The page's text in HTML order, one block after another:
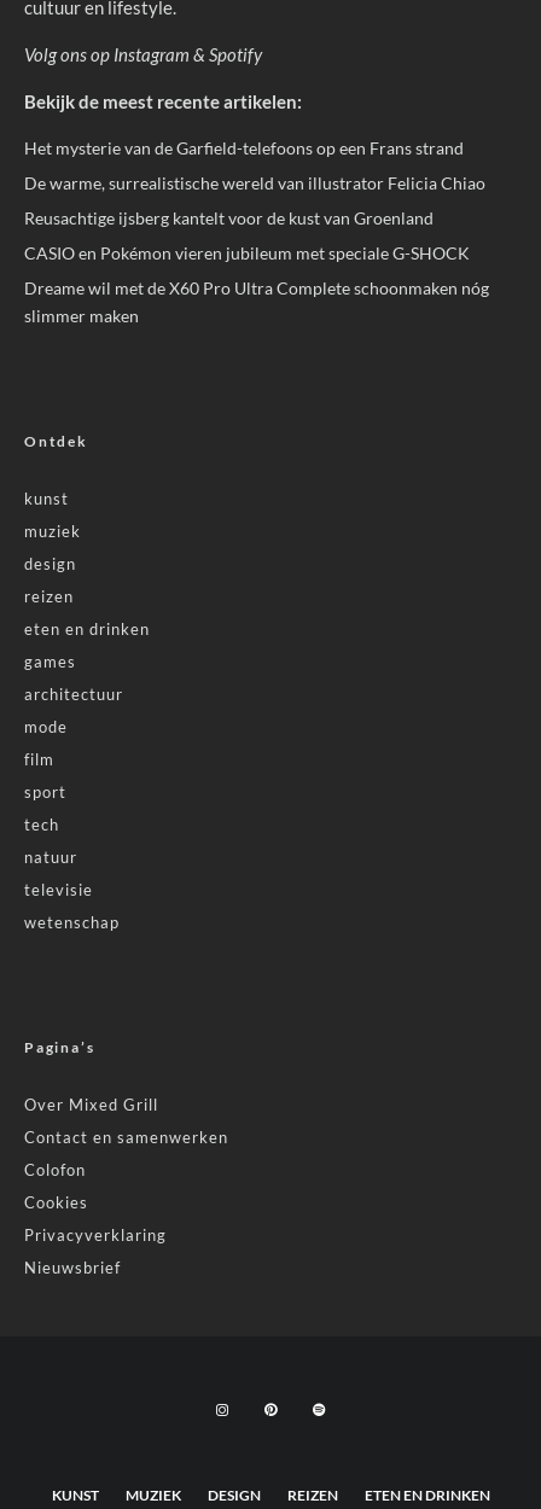
cultuur en lifestyle.
Volg ons op Instagram & Spotify
Bekijk de meest recente artikelen:
Het mysterie van de Garfield-telefoons op een Frans strand
De warme, surrealistische wereld van illustrator Felicia Chiao
Reusachtige ijsberg kantelt voor de kust van Groenland
CASIO en Pokémon vieren jubileum met speciale G-SHOCK
Dreame wil met de X60 Pro Ultra Complete schoonmaken nóg
slimmer maken
Ontdek
kunst
muziek
design
reizen
eten en drinken
games
architectuur
mode
film
sport
tech
natuur
televisie
wetenschap
Pagina’s
Over Mixed Grill
Contact en samenwerken
Colofon
Cookies
Privacyverklaring
Nieuwsbrief
KUNST MUZIEK DESIGN REIZEN ETEN EN DRINKEN